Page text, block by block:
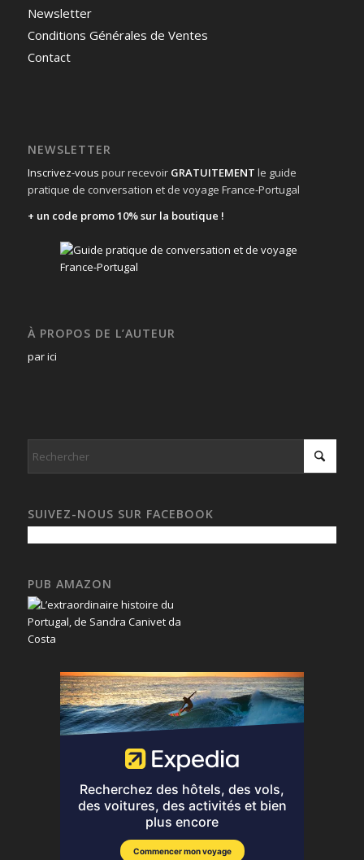
Newsletter
Conditions Générales de Ventes
Contact
NEWSLETTER
Inscrivez-vous pour recevoir GRATUITEMENT le guide
pratique de conversation et de voyage France-Portugal
+ un code promo 10% sur la boutique !
À PROPOS DE L’AUTEUR
par ici
SUIVEZ-NOUS SUR FACEBOOK
PUB AMAZON